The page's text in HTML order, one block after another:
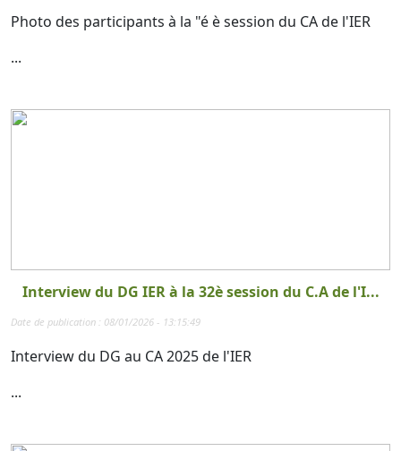
Photo des participants à la "é è session du CA de l'IER
...
Interview du DG IER à la 32è session du C.A de l'I...
Date de publication : 08/01/2026 - 13:15:49
Interview du DG au CA 2025 de l'IER
...